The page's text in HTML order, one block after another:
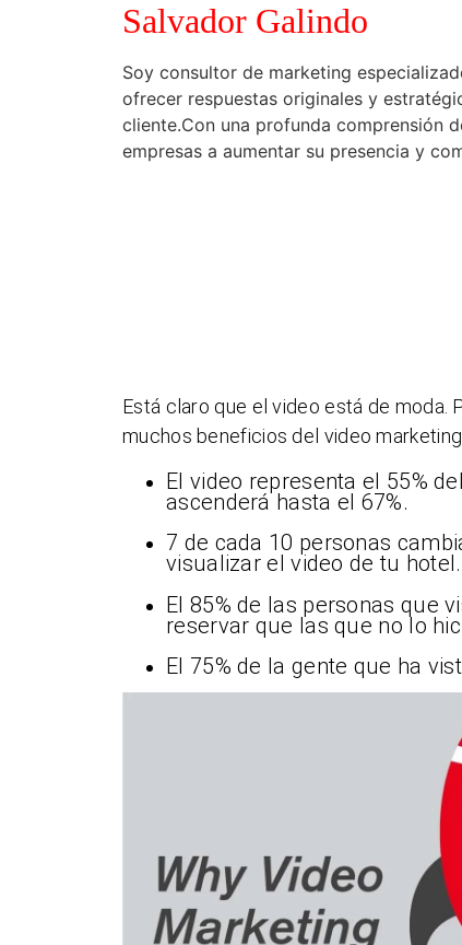
Salvador Galindo
Soy consultor de marketing
ofrecer respuestas originales y
cliente.Con una profunda comprensión
empresas a aumentar su presencia y
Está claro que el video está de moda.
muchos beneficios del video
El video representa el 55%
ascenderá hasta el 67%.
7 de cada 10 personas
visualizar el video de tu hotel.
El 85% de las personas que
reservar que las que no lo
El 75% de la gente que ha